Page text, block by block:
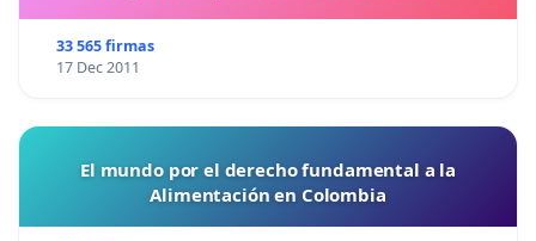
33 565 firmas
17 Dec 2011
El mundo por el derecho fundamental a la
Alimentación en Colombia